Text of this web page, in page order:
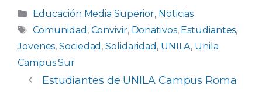
c
e
b
o
o
a
ts
A
p
p
k
e
dI
m
p
ar
r
Categorías
Educación Media Superior, Noticias
Etiquetas
Comunidad , Convivir, Donativos, Estudiantes,
Jovenes,Sociedad ,Solidaridad , UNILA, Unila
Campus Sur
Estudiantes de UNILA Campus Roma